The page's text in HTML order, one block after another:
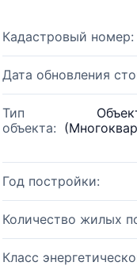
Кадастровый номер:
Дата обновления
Тип
объекта:
Год постройки:
Количество жилых
Класс